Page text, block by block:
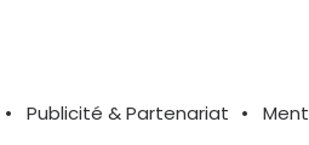
Publicité & Partenariat